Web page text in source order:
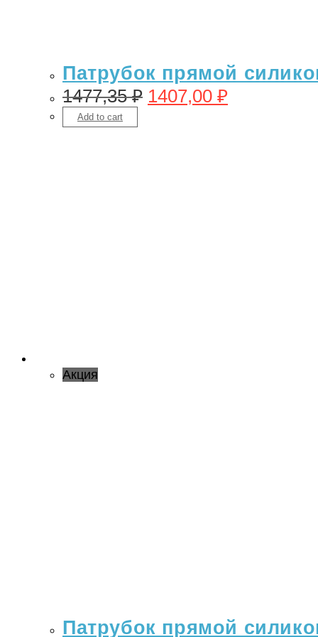
Патрубок прямой
1477,35₽ 1407,00 ₽
Add to cart
Акция
Патрубок прямой